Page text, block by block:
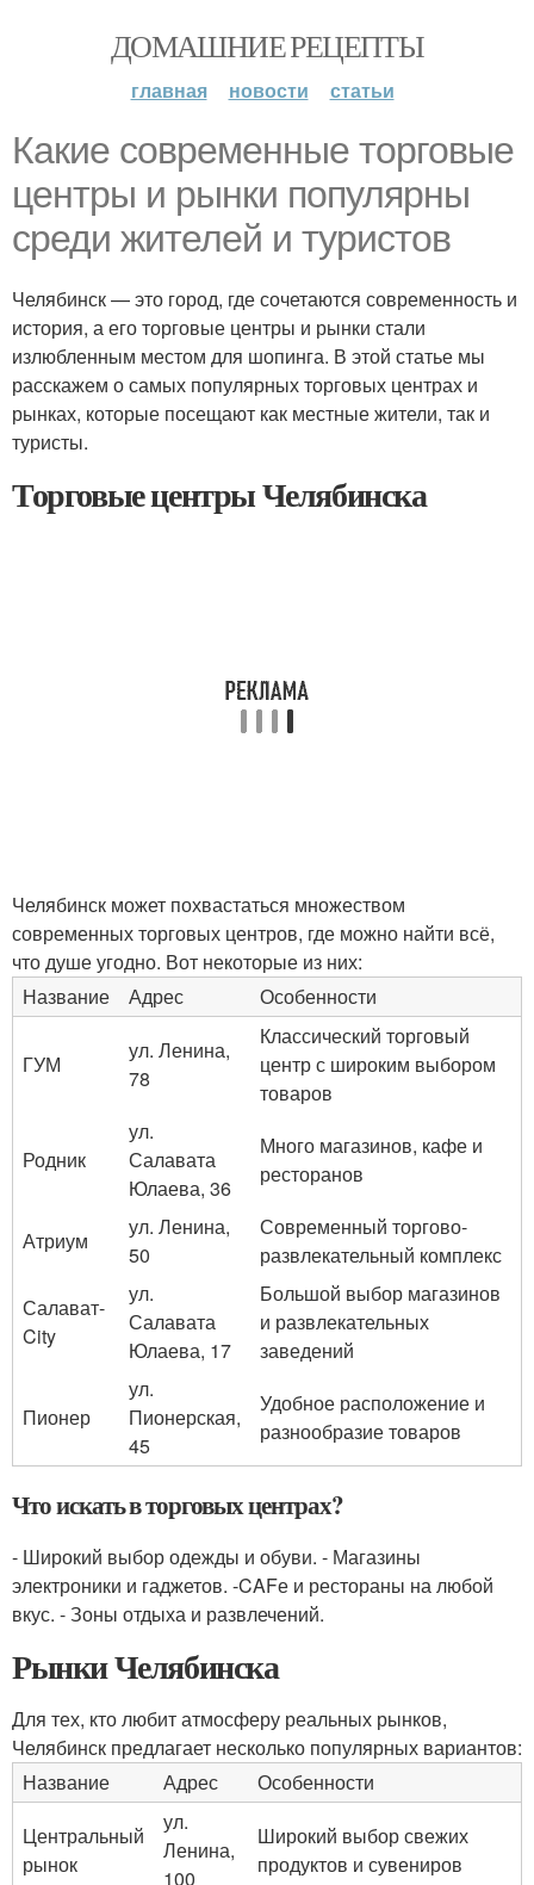
ДОМАШНИЕ РЕЦЕПТЫ
главная новости статьи
Какие современные торговые
центры и рынки популярны
среди жителей и туристов
Челябинск — это город, где сочетаются современность и
история, а его торговые центры и рынки стали
излюбленным местом для шопинга. В этой статье мы
расскажем о самых популярных торговых центрах и
рынках, которые посещают как местные жители, так и
туристы.
Торговые центры Челябинска
Челябинск может похвастаться множеством
современных торговых центров, где можно найти всё,
что душе угодно. Вот некоторые из них:
Название
Адрес Особенности
ГУМ
ул. Ленина,
78
Классический торговый
центр с широким выбором
товаров
Родник
ул.
Салавата
Юлаева, 36
Много магазинов, кафе и
ресторанов
Атриум
ул. Ленина,
50
Современный торгово-
развлекательный комплекс
Салават-
City
ул.
Салавата
Юлаева, 17
Большой выбор магазинов
и развлекательных
заведений
Пионер
ул.
Пионерская,
45
Удобное расположение и
разнообразие товаров
Что искать в торговых центрах?
- Широкий выбор одежды и обуви. - Магазины
электроники и гаджетов. -CAFе и рестораны на любой
вкус. - Зоны отдыха и развлечений.
Рынки Челябинска
Для тех, кто любит атмосферу реальных рынков,
Челябинск предлагает несколько популярных вариантов:
Название
Адрес
Особенности
Центральный
рынок
ул.
Ленина,
100
Широкий выбор свежих
продуктов и сувениров